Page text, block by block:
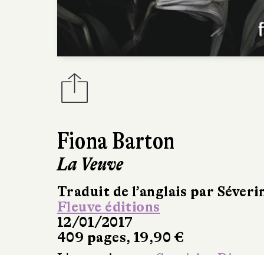
Fiona Barton
La Veuve
Traduit de l’anglais par
Fleuve éditions
12/01/2017
409 pages, 19,90 €